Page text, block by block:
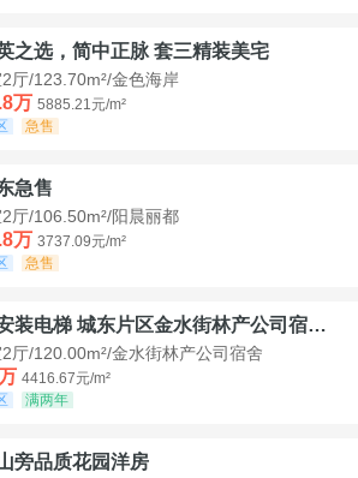
之选，简中正脉 套三精装美宅
厅/123.70m²/金色海岸
万 5885.21元/m²
急售
急售
厅/106.50m²/阳晨丽都
万 3737.09元/m²
急售
已安装电梯 城东片区金水街林产公司宿舍套三可看江景
厅/120.00m²/金水街林产公司宿舍
4416.67元/m²
满两年
旁品质花园洋房